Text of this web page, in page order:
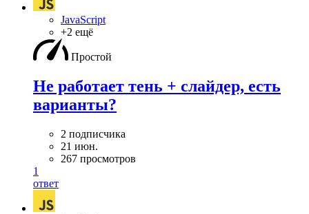
JavaScript
+2 ещё
Простой
Не работает тень + слайдер, есть
варианты?
2 подписчика
21 июн.
267 просмотров
1
ответ